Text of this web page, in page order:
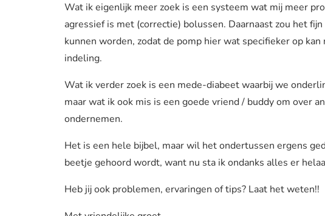
Wat ik eigenlijk meer zoek is een systeem wat mij meer
agressief is met (correctie) bolussen. Daarnaast zou het
kunnen worden, zodat de pomp hier wat specifieker op
indeling.
Wat ik verder zoek is een mede-diabeet waarbij we
maar wat ik ook mis is een goede vriend / buddy om over
ondernemen.
Het is een hele bijbel, maar wil het ondertussen ergens
beetje gehoord wordt, want nu sta ik ondanks alles er
Heb jij ook problemen, ervaringen of tips? Laat het weten!!